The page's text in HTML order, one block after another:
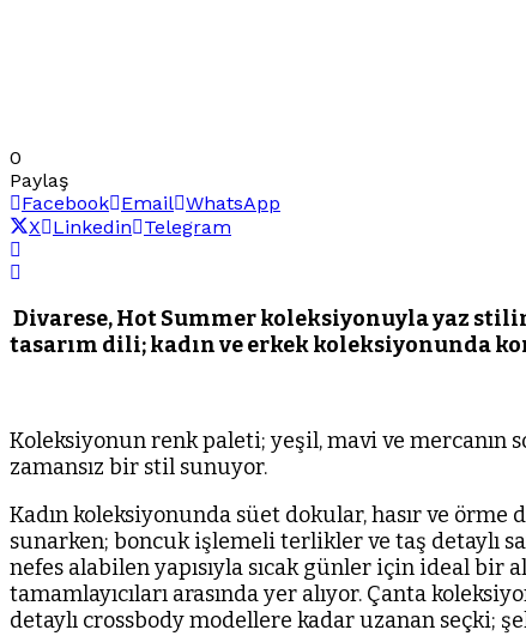
0
Paylaş
Facebook Email WhatsApp
X
Linkedin Telegram
Divarese, Hot Summer koleksiyonuyla yaz
tasarım dili; kadın ve erkek koleksiyonunda
Koleksiyonun renk paleti; yeşil, mavi ve mercanın
zamansız bir stil sunuyor.
Kadın koleksiyonunda süet dokular, hasır ve örme
sunarken; boncuk işlemeli terlikler ve taş detaylı
nefes alabilen yapısıyla sıcak günler için ideal bir
tamamlayıcıları arasında yer alıyor. Çanta
detaylı crossbody modellere kadar uzanan seçki;